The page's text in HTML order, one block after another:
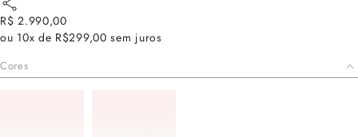
R$ 2.990,00
ou 10x de R$299,00 sem juros
Cores